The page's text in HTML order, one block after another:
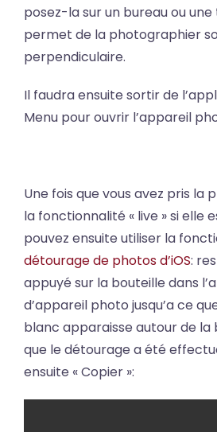
posez-la sur un bureau ou
permet de la photographier
perpendiculaire.
Il faudra ensuite sortir de
Menu pour ouvrir l’appareil
Une fois que vous avez pris la
la fonctionnalité « live » si elle
pouvez ensuite utiliser la
détourage de photos d’iOS:
appuyé sur la bouteille dans
d’appareil photo jusqu’a ce
blanc apparaisse autour de la
que le détourage a été
ensuite « Copier »: